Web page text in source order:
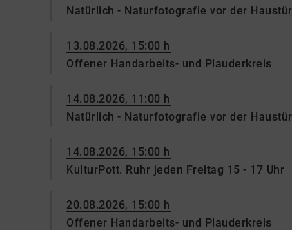
Natürlich - Naturfotografie vor der Haustür
13.08.2026, 15:00 h
Offener Handarbeits- und Plauderkreis
14.08.2026, 11:00 h
Natürlich - Naturfotografie vor der Haustür
14.08.2026, 15:00 h
KulturPott. Ruhr jeden Freitag 15 - 17 Uhr
20.08.2026, 15:00 h
Offener Handarbeits- und Plauderkreis